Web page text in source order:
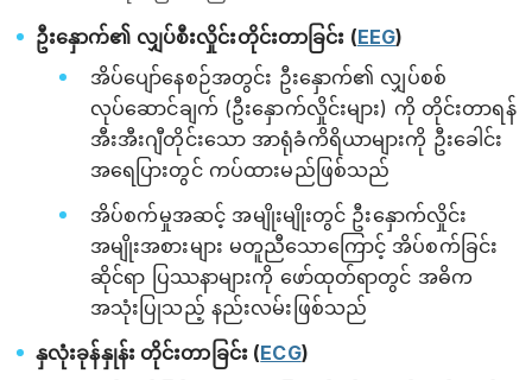
ဦးနှောက်၏ လျှပ်စီးလှိုင်းတိုင်းတာခြင်း (EEG)
အိပ်ပျော်နေစဉ်အတွင်း ဦးနှောက်၏ လျှပ်စစ်
လုပ်ဆောင်ချက် (ဦးနှောက်လှိုင်းများ) ကို တိုင်းတာရန်
အီးအီးဂျီတိုင်းသော အာရုံခံကိရိယာများကို ဦးခေါင်း
အရေပြားတွင် ကပ်ထားမည်ဖြစ်သည်
အိပ်စက်မှုအဆင့် အမျိုးမျိုးတွင် ဦးနှောက်လှိုင်း
အမျိုးအစားများ မတူညီသောကြောင့် အိပ်စက်ခြင်း
ဆိုင်ရာ ပြဿနာများကို ဖော်ထုတ်ရာတွင် အဓိက
အသုံးပြုသည့် နည်းလမ်းဖြစ်သည်
နှလုံးခုန်နှုန်း တိုင်းတာခြင်း (ECG)